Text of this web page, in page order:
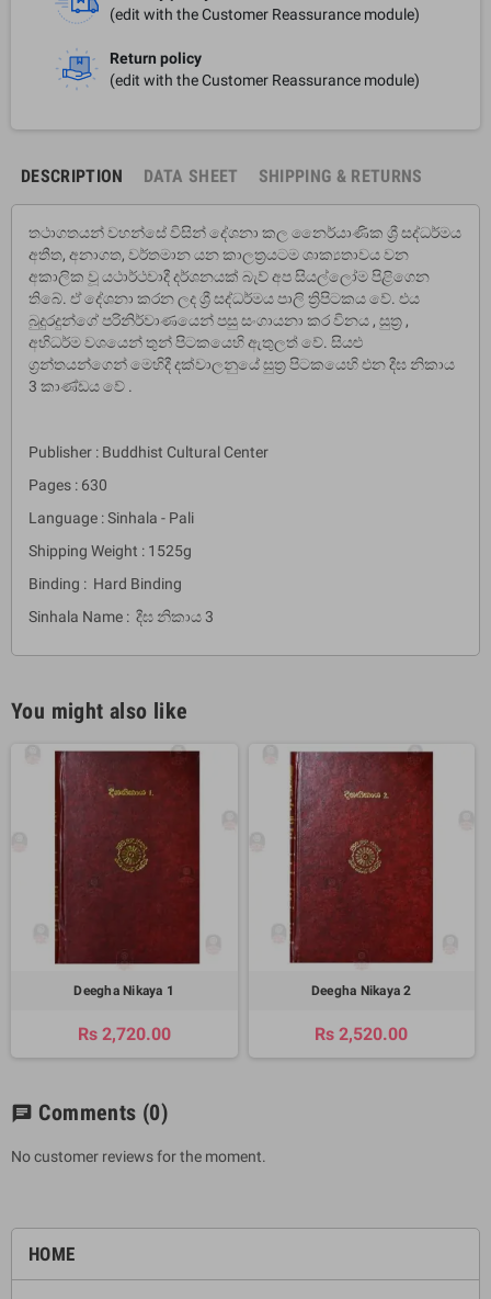
HOME
(edit with the Customer Reassurance module)
Return policy
(edit with the Customer Reassurance module)
DESCRIPTION DATA SHEET SHIPPING & RETURNS
තථාගතයන් වහන්සේ විසින් දේශනා කල නෛර්යාණික ශ්‍රී සද්ධර්මය
අතීත, අනාගත, වර්තමාන යන කාලත්‍රයටම ශාක්‍යතාවය වන
අකාලික වූ යථාර්ථවාදී දර්ශනයක් බැව් අප සියල්ලෝම පිළිගෙන
තිබේ. ඒ දේශනා කරන ලද ශ්‍රී සද්ධර්මය පාලි ත්‍රිපිටකය වේ. එය
බුදුරදුන්ගේ පරිනිර්වාණයෙන් පසු සංගායනා කර විනය , සුත්‍ර ,
අභිධර්ම වශයෙන් තුන් පිටකයෙහි ඇතුලත් වේ. සියළු
ග්‍රන්තයන්ගෙන් මෙහිදී දක්වාලනුයේ සුත්‍ර පිටකයෙහි එන දීඝ නිකාය
3 කාණ්ඩය වේ .
Publisher : Buddhist Cultural Center
Pages : 630
Language : Sinhala - Pali
Shipping Weight : 1525g
Binding : Hard Binding
Sinhala Name : දීඝ නිකාය 3
You might also like
Deegha Nikaya 1
Rs 2,720.00
Deegha Nikaya 2
Rs 2,520.00
chat Comments (0)
No customer reviews for the moment.